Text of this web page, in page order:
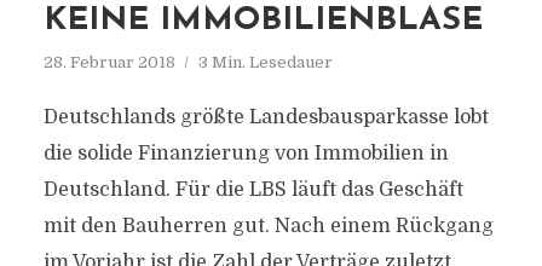
KEINE IMMOBILIENBLASE
28. Februar 2018 3 Min. Lesedauer
Deutschlands größte Landesbausparkasse lobt
die solide Finanzierung von Immobilien in
Deutschland. Für die LBS läuft das Geschäft
mit den Bauherren gut. Nach einem Rückgang